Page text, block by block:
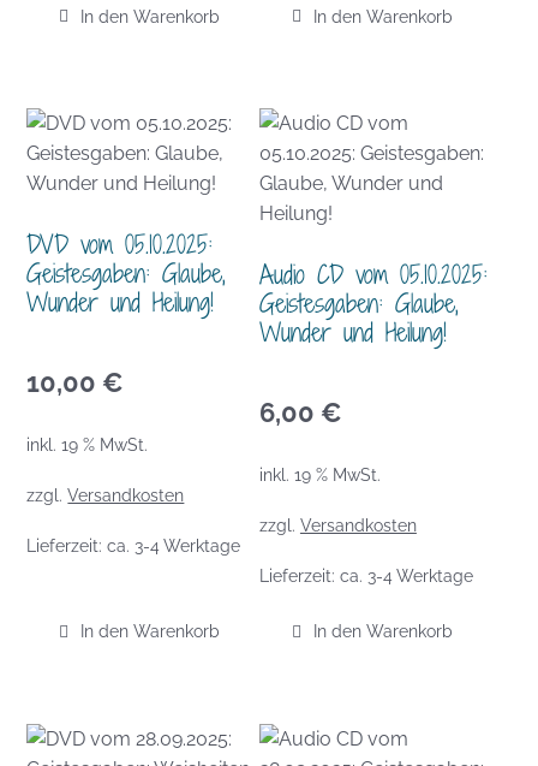
In den Warenkorb In den Warenkorb
DVD vom 05.10.2025:
Geistesgaben: Glaube,
Wunder und Heilung!
10,00 €
inkl. 19 % MwSt.
zzgl.Versandkosten
Lieferzeit:ca. 3-4 Werktage
In den Warenkorb
Audio CD vom 05.10.2025:
Geistesgaben: Glaube,
Wunder und Heilung!
6,00 €
inkl. 19 % MwSt.
zzgl. Versandkosten
Lieferzeit: ca. 3-4 Werktage
In den Warenkorb